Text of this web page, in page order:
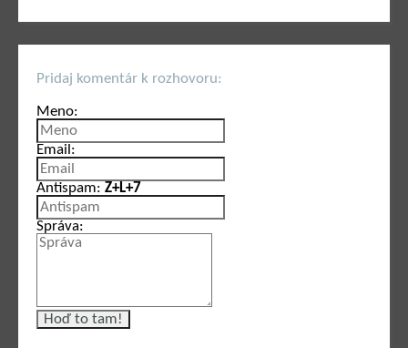
Pridaj komentár k rozhovoru:
Meno:
Email:
Antispam: Z+L+7
Správa: